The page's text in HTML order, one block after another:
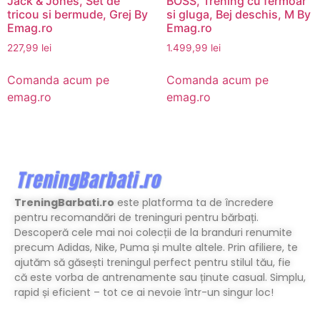
tricou si bermude, Grej By
Emag.ro
227,99 lei
Comanda acum pe
emag.ro
si gluga, Bej deschis, M By
Emag.ro
1.499,99 lei
Comanda acum pe
emag.ro
TreningBarbati.ro este platforma ta de încredere
pentru recomandări de treninguri pentru bărbați.
Descoperă cele mai noi colecții de la branduri renumite
precum Adidas, Nike, Puma și multe altele. Prin afiliere, te
ajutăm să găsești treningul perfect pentru stilul tău, fie
că este vorba de antrenamente sau ținute casual. Simplu,
rapid și eficient – tot ce ai nevoie într-un singur loc!